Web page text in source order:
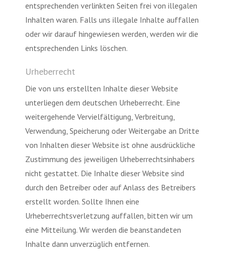
entsprechenden verlinkten Seiten frei von illegalen
Inhalten waren. Falls uns illegale Inhalte auffallen
oder wir darauf hingewiesen werden, werden wir die
entsprechenden Links löschen.
Urheberrecht
Die von uns erstellten Inhalte dieser Website
unterliegen dem deutschen Urheberrecht. Eine
weitergehende Vervielfältigung, Verbreitung,
Verwendung, Speicherung oder Weitergabe an Dritte
von Inhalten dieser Website ist ohne ausdrückliche
Zustimmung des jeweiligen Urheberrechtsinhabers
nicht gestattet. Die Inhalte dieser Website sind
durch den Betreiber oder auf Anlass des Betreibers
erstellt worden. Sollte Ihnen eine
Urheberrechtsverletzung auffallen, bitten wir um
eine Mitteilung. Wir werden die beanstandeten
Inhalte dann unverzüglich entfernen.